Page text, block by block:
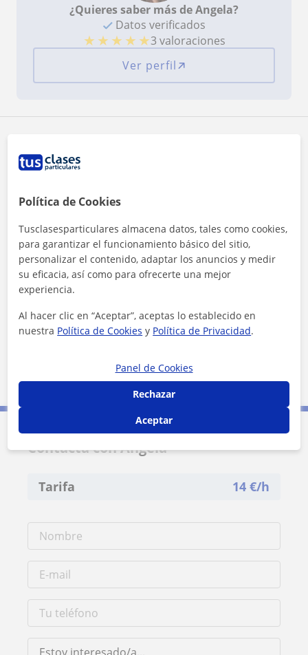
¿Quieres saber más de Angela?
Datos verificados
★ ★ ★ ★ ★3 valoraciones
Ver perfil
Torrent (Valencia)
Chiva
Cheste
+ −
3 mi
Leaflet| ©OpenStreetMapcontributors
Contacta con Angela
Tarifa 14 €/h
Política de Cookies
Tusclasesparticulares almacena datos, tales como cookies,
para garantizar el funcionamiento básico del sitio,
personalizar el contenido, adaptar los anuncios y medir
su eficacia, así como para ofrecerte una mejor
experiencia.
Al hacer clic en “Aceptar”, aceptas lo establecido en
nuestra Política de Cookies y Política de Privacidad.
Panel de Cookies
Rechazar
Aceptar